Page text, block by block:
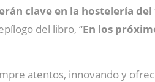
clave en la hostelería
del libro, “En los
atentos, innovando y